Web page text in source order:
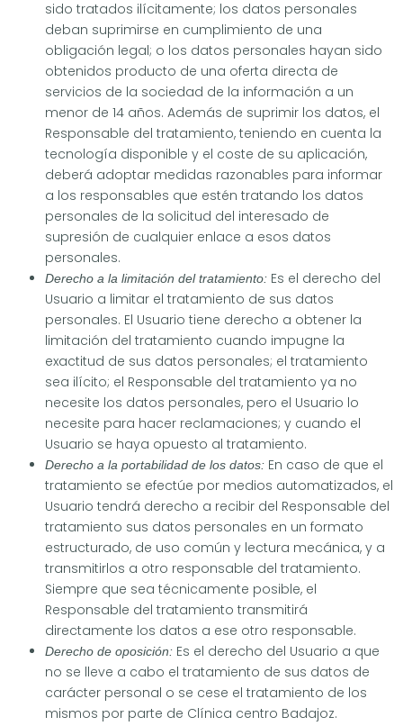
sido tratados ilícitamente; los datos personales
deban suprimirse en cumplimiento de una
obligación legal; o los datos personales hayan sido
obtenidos producto de una oferta directa de
servicios de la sociedad de la información a un
menor de 14 años. Además de suprimir los datos, el
Responsable del tratamiento, teniendo en cuenta la
tecnología disponible y el coste de su aplicación,
deberá adoptar medidas razonables para informar
a los responsables que estén tratando los datos
personales de la solicitud del interesado de
supresión de cualquier enlace a esos datos
personales.
Derecho a la limitación del tratamiento: Es el derecho del
Usuario a limitar el tratamiento de sus datos
personales. El Usuario tiene derecho a obtener la
limitación del tratamiento cuando impugne la
exactitud de sus datos personales; el tratamiento
sea ilícito; el Responsable del tratamiento ya no
necesite los datos personales, pero el Usuario lo
necesite para hacer reclamaciones; y cuando el
Usuario se haya opuesto al tratamiento.
Derecho a la portabilidad de los datos: En caso de que el
tratamiento se efectúe por medios automatizados, el
Usuario tendrá derecho a recibir del Responsable del
tratamiento sus datos personales en un formato
estructurado, de uso común y lectura mecánica, y a
transmitirlos a otro responsable del tratamiento.
Siempre que sea técnicamente posible, el
Responsable del tratamiento transmitirá
directamente los datos a ese otro responsable.
Derecho de oposición: Es el derecho del Usuario a que
no se lleve a cabo el tratamiento de sus datos de
carácter personal o se cese el tratamiento de los
mismos por parte de Clínica centro Badajoz.